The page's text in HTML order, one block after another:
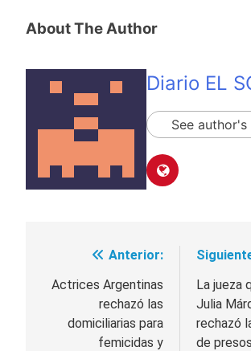
About The Author
Diario EL
See
Navegación
de
entradas
Anterior:
Actrices Argentinas
rechazó las
domiciliarias para
femicidas y
La jueza
Julia
rechazó
de presos